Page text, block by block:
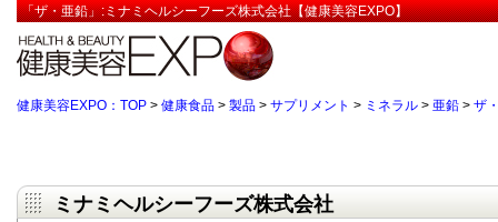
「ザ・亜鉛」:ミナミヘルシーフーズ株式会社【健康美容EXPO】
健康美容EXPO：TOP > 健康食品 > 製品 > サプリメント > ミネラル > 亜鉛 > ザ
ミナミヘルシーフーズ株式会社